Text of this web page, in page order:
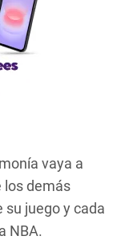
vaya a
los demás
su juego y cada
NBA.